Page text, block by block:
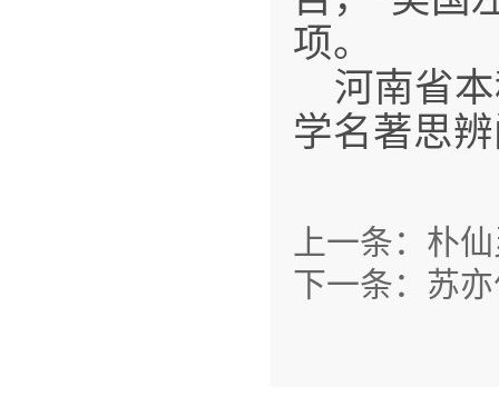
项。
河南省
学名著思
上一条： 朴
下一条： 苏